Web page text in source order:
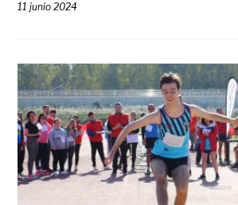
11 junio 2024